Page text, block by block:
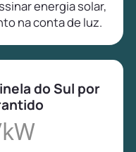
energia solar,
na conta de luz.
do Sul por